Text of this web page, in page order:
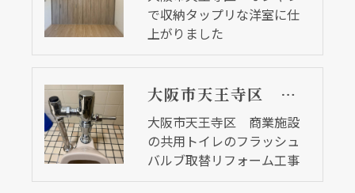
で収納タップリな洋室に仕
上がりました
大阪市天王寺区 商業施設の共用トイレのフラッシュバルブ取替リフォーム工事
大阪市天王寺区 商業施設
の共用トイレのフラッシュ
バルブ取替リフォーム工事